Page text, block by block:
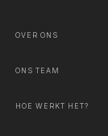
OVER ONS
ONS TEAM
HOE WERKT HET?